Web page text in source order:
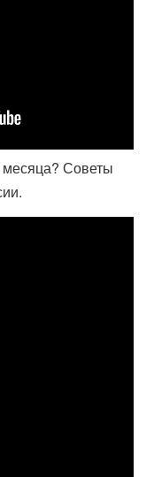
месяца? Советы